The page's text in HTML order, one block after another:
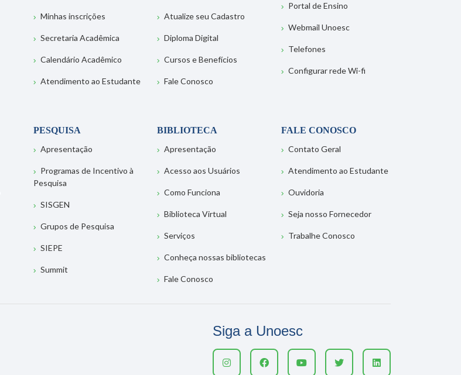
Minhas inscrições
Secretaria Acadêmica
Calendário Acadêmico
Atendimento ao Estudante
Atualize seu Cadastro
Diploma Digital
Cursos e Benefícios
Fale Conosco
Portal de Ensino
Webmail Unoesc
Telefones
Configurar rede Wi-fi
PESQUISA
Apresentação
Programas de Incentivo à
Pesquisa
SISGEN
Grupos de Pesquisa
SIEPE
Summit
BIBLIOTECA
Apresentação
Acesso aos Usuários
Como Funciona
Biblioteca Virtual
Serviços
Conheça nossas bibliotecas
Fale Conosco
FALE CONOSCO
Contato Geral
Atendimento ao Estudante
Ouvidoria
Seja nosso Fornecedor
Trabalhe Conosco
Siga a Unoesc